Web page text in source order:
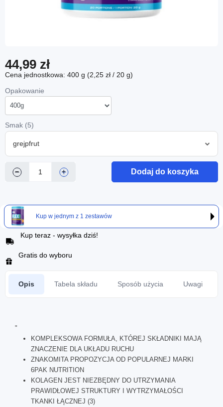
44,99 zł
Cena jednostkowa: 400 g (2,25 zł / 20 g)
Opakowanie
Smak (5)
grejpfrut
− + Dodaj do koszyka
Kup w jednym z 1 zestawów
Kup teraz - wysyłka dziś!
Gratis do wyboru
Opis Tabela składu Sposób użycia Uwagi
"
KOMPLEKSOWA FORMUŁA, KTÓREJ SKŁADNIKI MAJĄ
ZNACZENIE DLA UKŁADU RUCHU
ZNAKOMITA PROPOZYCJA OD POPULARNEJ MARKI
6PAK NUTRITION
KOLAGEN JEST NIEZBĘDNY DO UTRZYMANIA
PRAWIDŁOWEJ STRUKTURY I WYTRZYMAŁOŚCI
TKANKI ŁĄCZNEJ (3)